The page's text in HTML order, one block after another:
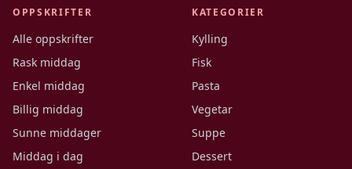
OPPSKRIFTER
Alle oppskrifter
Rask middag
Enkel middag
Billig middag
Sunne middager
Middag i dag
KATEGORIER
Kylling
Fisk
Pasta
Vegetar
Suppe
Dessert